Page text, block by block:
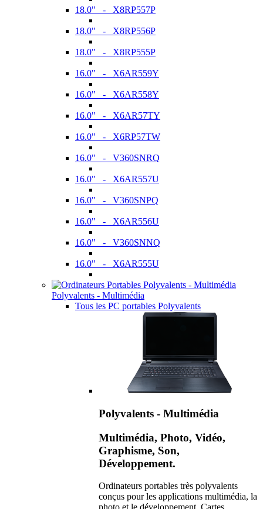
18.0" - X8RP557P
18.0" - X8RP556P
18.0" - X8RP555P
16.0" - X6AR559Y
16.0" - X6AR558Y
16.0" - X6AR57TY
16.0" - X6RP57TW
16.0" - V360SNRQ
16.0" - X6AR557U
16.0" - V360SNPQ
16.0" - X6AR556U
16.0" - V360SNNQ
16.0" - X6AR555U
Polyvalents - Multimédia
Tous les PC portables Polyvalents
Polyvalents - Multimédia
Multimédia, Photo, Vidéo,
Graphisme, Son,
Développement.
Ordinateurs portables très polyvalents
conçus pour les applications multimédia, la